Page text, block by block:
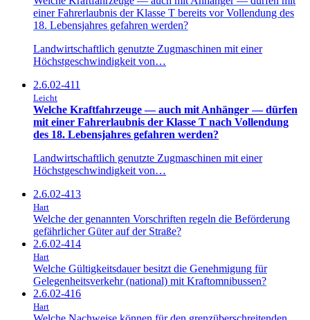
einer Fahrerlaubnis der Klasse T bereits vor Vollendung des
18. Lebensjahres gefahren werden?
Landwirtschaftlich genutzte Zugmaschinen mit einer
Höchstgeschwindigkeit von…
2.6.02-411
Leicht
Welche Kraftfahrzeuge — auch mit Anhänger — dürfen
mit einer Fahrerlaubnis der Klasse T nach Vollendung
des 18. Lebensjahres gefahren werden?
Landwirtschaftlich genutzte Zugmaschinen mit einer
Höchstgeschwindigkeit von…
2.6.02-413
Hart
Welche der genannten Vorschriften regeln die Beförderung
gefährlicher Güter auf der Straße?
2.6.02-414
Hart
Welche Gültigkeitsdauer besitzt die Genehmigung für
Gelegenheitsverkehr (national) mit Kraftomnibussen?
2.6.02-416
Hart